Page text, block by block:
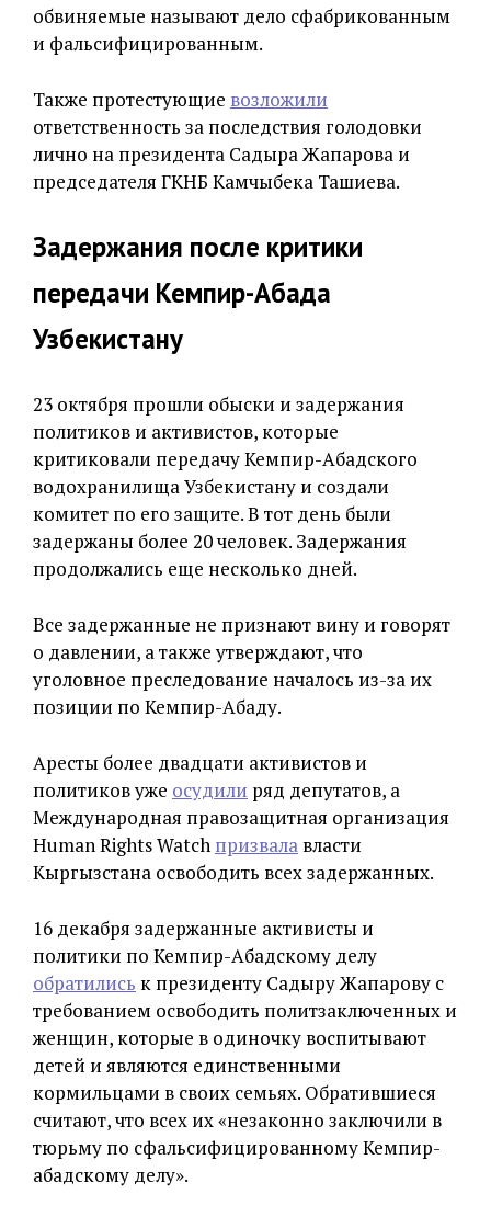
обвиняемые называют дело сфабрикованным
и фальсифицированным.
Также протестующие возложили
ответственность за последствия голодовки
лично на президента Садыра Жапарова и
председателя ГКНБ Камчыбека Ташиева.
Задержания после критики
передачи Кемпир-Абада
Узбекистану
23 октября прошли обыски и задержания
политиков и активистов, которые
критиковали передачу Кемпир-Абадского
водохранилища Узбекистану и создали
комитет по его защите. В тот день были
задержаны более 20 человек. Задержания
продолжались еще несколько дней.
Все задержанные не признают вину и говорят
о давлении, а также утверждают, что
уголовное преследование началось из-за их
позиции по Кемпир-Абаду.
Аресты более двадцати активистов и
политиков уже осудили ряд депутатов, а
Международная правозащитная организация
Human Rights Watch призвала власти
Кыргызстана освободить всех задержанных.
16 декабря задержанные активисты и
политики по Кемпир-Абадскому делу
обратились к президенту Садыру Жапарову с
требованием освободить политзаключенных и
женщин, которые в одиночку воспитывают
детей и являются единственными
кормильцами в своих семьях. Обратившиеся
считают, что всех их «незаконно заключили в
тюрьму по сфальсифицированному Кемпир-
абадскому делу».